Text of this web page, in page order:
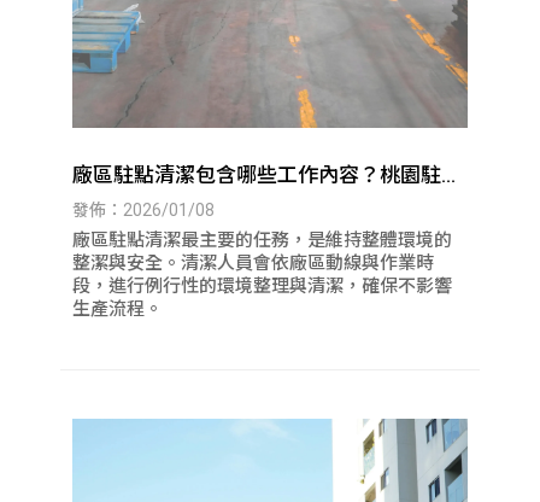
廠區駐點清潔包含哪些工作內容？桃園駐點
清潔｜八德駐點清潔
發佈：2026/01/08
廠區駐點清潔最主要的任務，是維持整體環境的
整潔與安全。清潔人員會依廠區動線與作業時
段，進行例行性的環境整理與清潔，確保不影響
生產流程。